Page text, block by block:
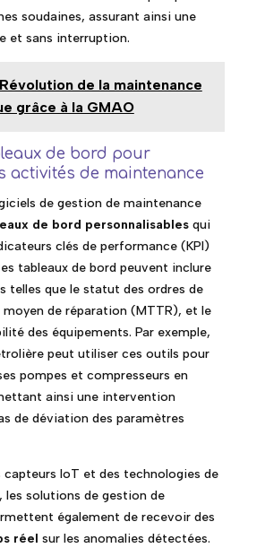
soudaines, assurant ainsi une
et sans interruption.
Révolution de la maintenance
grâce à la GMAO
de bord pour
activités de maintenance
de gestion de maintenance
de bord personnalisablesqui
clés de performance (KPI)
tableaux de bord peuvent inclure
telles que le statut des ordres de
de réparation (MTTR), et le
des équipements. Par exemple,
peut utiliser ces outils pour
pompes et compresseurs en
ainsi une intervention
de déviation des paramètres
capteurs IoT et des technologies de
solutions de gestion de
également de recevoir des
réel sur les anomalies détectées.